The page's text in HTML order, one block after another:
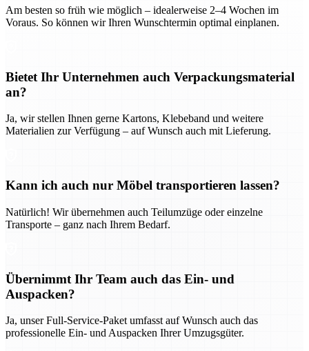
Am besten so früh wie möglich – idealerweise 2–4 Wochen im
Voraus. So können wir Ihren Wunschtermin optimal einplanen.
Bietet Ihr Unternehmen auch Verpackungsmaterial
an?
Ja, wir stellen Ihnen gerne Kartons, Klebeband und weitere
Materialien zur Verfügung – auf Wunsch auch mit Lieferung.
Kann ich auch nur Möbel transportieren lassen?
Natürlich! Wir übernehmen auch Teilumzüge oder einzelne
Transporte – ganz nach Ihrem Bedarf.
Übernimmt Ihr Team auch das Ein- und
Auspacken?
Ja, unser Full-Service-Paket umfasst auf Wunsch auch das
professionelle Ein- und Auspacken Ihrer Umzugsgüter.